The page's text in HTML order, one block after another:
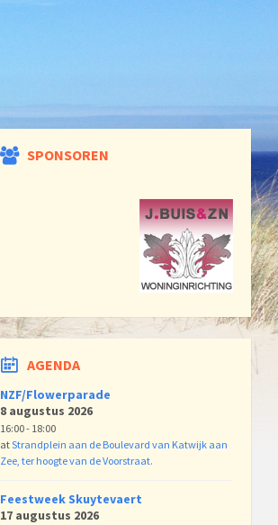
SPONSOREN
AGENDA
NZF/Flowerparade
8 augustus 2026
16:00 - 18:00
atStrandplein aan de Boulevard van Katwijk aan
Zee, ter hoogte van de Voorstraat.
Feestweek Skuytevaert
17 augustus 2026